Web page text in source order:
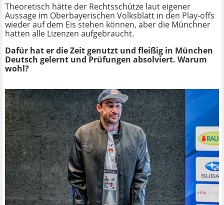
Theoretisch hätte der Rechtsschütze laut eigener
Aussage im Oberbayerischen Volksblatt in den Play-offs
wieder auf dem Eis stehen können, aber die Münchner
hatten alle Lizenzen aufgebraucht.
Dafür hat er die Zeit genutzt und fleißig in München
Deutsch gelernt und Prüfungen absolviert. Warum
wohl?